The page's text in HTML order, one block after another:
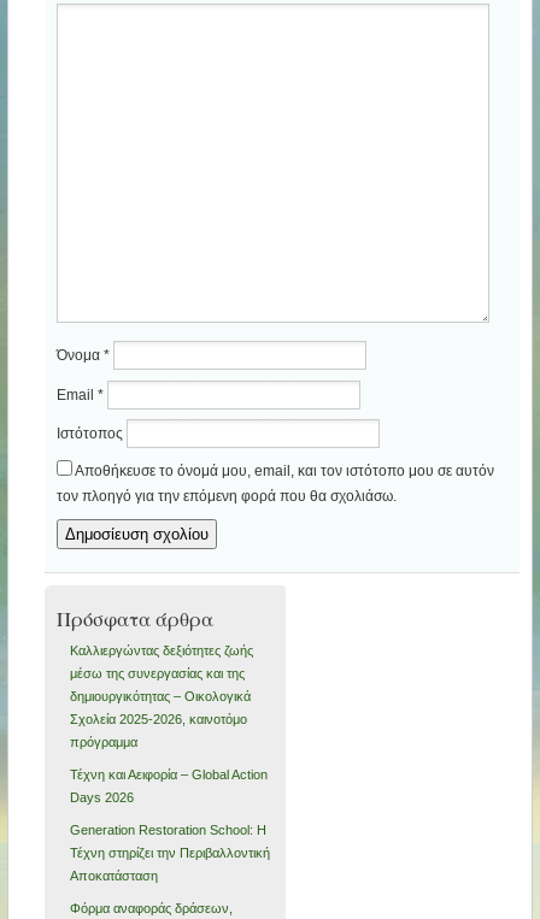
Όνομα *
Email *
Ιστότοπος
Αποθήκευσε το όνομά μου, email, και τον ιστότοπο μου σε αυτόν
τον πλοηγό για την επόμενη φορά που θα σχολιάσω.
Πρόσφατα άρθρα
Καλλιεργώντας δεξιότητες ζωής
μέσω της συνεργασίας και της
δημιουργικότητας – Οικολογικά
Σχολεία 2025-2026, καινοτόμο
πρόγραμμα
Τέχνη και Αειφορία – Global Action
Days 2026
Generation Restoration School: Η
Τέχνη στηρίζει την Περιβαλλοντική
Αποκατάσταση
Φόρμα αναφοράς δράσεων,